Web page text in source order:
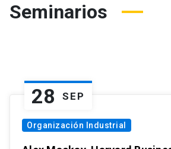
Seminarios
28 SEP
Organización Industrial